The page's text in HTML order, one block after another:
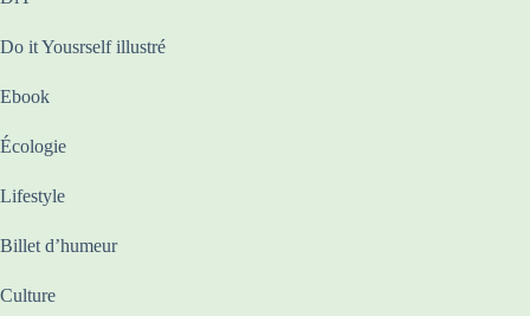
Do it Yousrself illustré
Ebook
Écologie
Lifestyle
Billet d’humeur
Culture